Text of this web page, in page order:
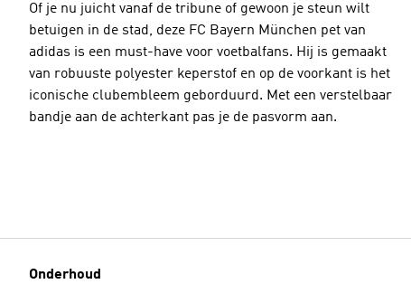
Of je nu juicht vanaf de tribune of gewoon je steun wilt
betuigen in de stad, deze FC Bayern München pet van
adidas is een must-have voor voetbalfans. Hij is gemaakt
van robuuste polyester keperstof en op de voorkant is het
iconische clubembleem geborduurd. Met een verstelbaar
bandje aan de achterkant pas je de pasvorm aan.
Onderhoud